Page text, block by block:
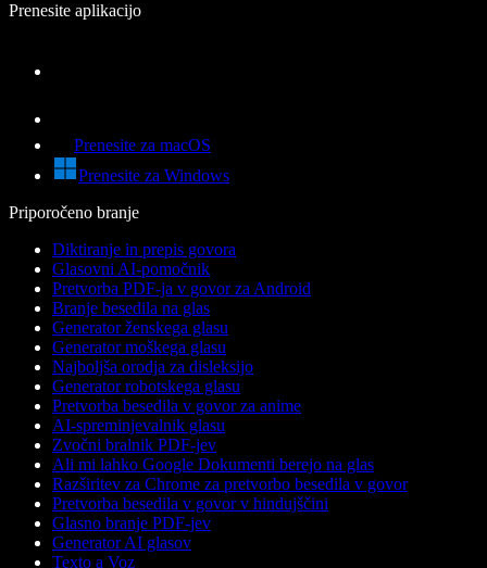
Prenesite aplikacijo
Prenesite za macOS
Prenesite za Windows
Priporočeno branje
Diktiranje in prepis govora
Glasovni AI-pomočnik
Pretvorba PDF-ja v govor za Android
Branje besedila na glas
Generator ženskega glasu
Generator moškega glasu
Najboljša orodja za disleksijo
Generator robotskega glasu
Pretvorba besedila v govor za anime
AI-spreminjevalnik glasu
Zvočni bralnik PDF-jev
Ali mi lahko Google Dokumenti berejo na glas
Razširitev za Chrome za pretvorbo besedila v govor
Pretvorba besedila v govor v hindujščini
Glasno branje PDF-jev
Generator AI glasov
Texto a Voz